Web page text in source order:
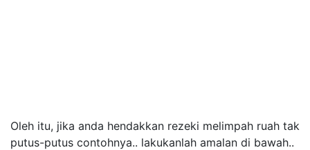
Oleh itu, jika anda hendakkan rezeki melimpah ruah tak
putus-putus contohnya.. lakukanlah amalan di bawah..